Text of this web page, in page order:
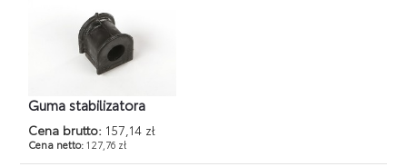
Guma stabilizatora
Cena brutto: 157,14 zł
Cena netto:127,76 zł